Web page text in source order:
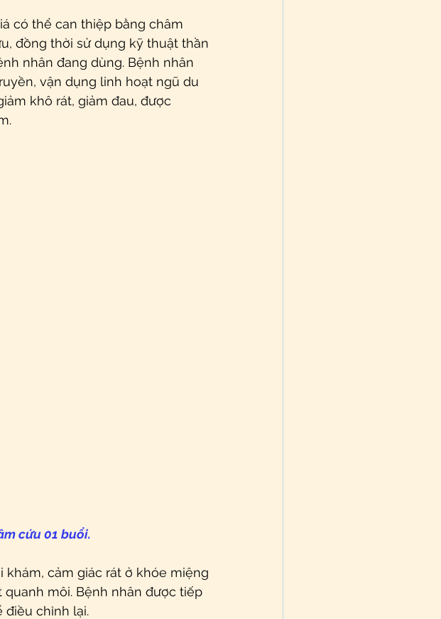
có thể can thiệp bằng châm
đồng thời sử dụng kỹ thuật thần
nhân đang dùng. Bệnh nhân
vận dụng linh hoạt ngũ du
khô rát, giảm đau, được
cứu 01 buổi.
khám, cảm giác rát ở khóe miệng
môi. Bệnh nhân được tiếp
điều chỉnh lại.